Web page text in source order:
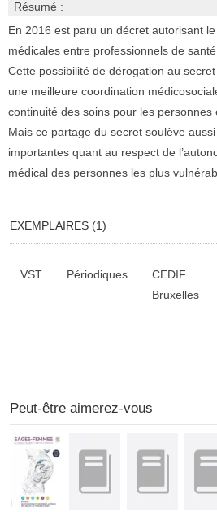
Résumé :
En 2016 est paru un décret autorisant
médicales entre professionnels de
Cette possibilité de dérogation au
une meilleure coordination
continuité des soins pour les personnes
Mais ce partage du secret soulève
importantes quant au respect de
médical des personnes les plus
EXEMPLAIRES (1)
VST
Périodiques
CEDIF
Bruxelles
Peut-être aimerez-vous